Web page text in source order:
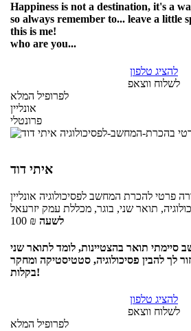
Happiness is not a destination, it's a
so always remember to... leave a little
this is me!
who are you...
להציג טלפון
לשלוח ווצאפ
לפרופיל המלא
אונליין
פרונטלי
איתי דוד
פרטי להכרת המחשב לפסיכולוגיה אונליין
תואר שני, בוגר, מכללת עמק יזרעאל
100 ₪ לשעה
סיימתי תואר בהצטיינות, לומד לתואר שני
לך להבין פסיכולוגיה, סטטיסטיקה ומחקר
בקלות!
להציג טלפון
לשלוח ווצאפ
לפרופיל המלא